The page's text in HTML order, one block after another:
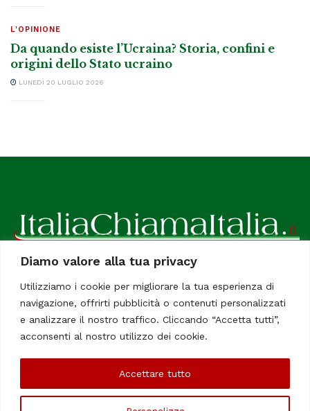
Diamo valore alla tua privacy
Utilizziamo i cookie per migliorare la tua esperienza di
navigazione, offrirti pubblicità o contenuti personalizzati
e analizzare il nostro traffico. Cliccando “Accetta tutti”,
acconsenti al nostro utilizzo dei cookie.
Accettare tutto
L'OPINIONE
Da quando esiste l’Ucraina? Storia, confini e
origini dello Stato ucraino
LUNEDÌ 20 LUGLIO 2026
ItaliaChiamaItalia, il TUO quotidiano online preferito.
Dedicato in particolare a tutti gli italiani residenti all'estero.
Tutti i diritti sono riservati. Quotidiano online indipendente
Le Firme